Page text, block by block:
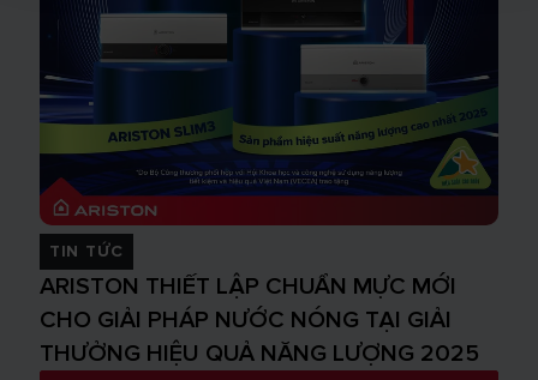
TIN TỨC
ARISTON THIẾT LẬP CHUẨN MỰC MỚI
CHO GIẢI PHÁP NƯỚC NÓNG TẠI GIẢI
THƯỞNG HIỆU QUẢ NĂNG LƯỢNG 2025